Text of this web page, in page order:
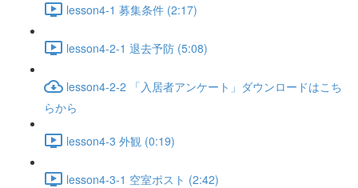
lesson4-1 募集条件 (2:17)
lesson4-2-1 退去予防 (5:08)
lesson4-2-2 「入居者アンケート」ダウンロードはこち
らから
lesson4-3 外観 (0:19)
lesson4-3-1 空室ポスト (2:42)